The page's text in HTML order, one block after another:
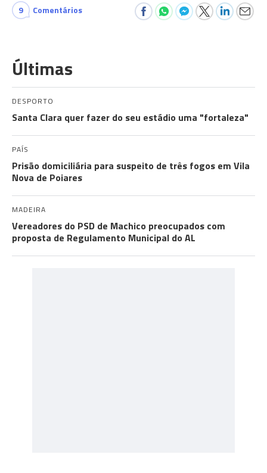
9 Comentários
Últimas
DESPORTO
Santa Clara quer fazer do seu estádio uma "fortaleza"
PAÍS
Prisão domiciliária para suspeito de três fogos em Vila
Nova de Poiares
MADEIRA
Vereadores do PSD de Machico preocupados com
proposta de Regulamento Municipal do AL